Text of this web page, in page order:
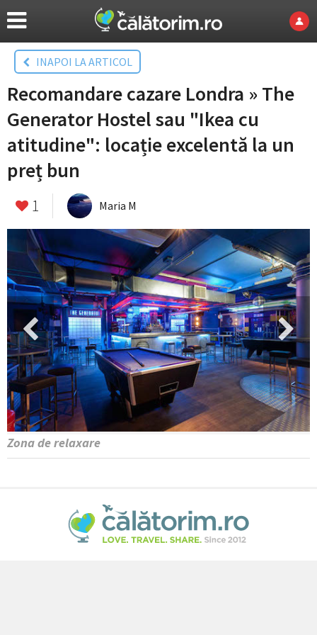
INAPOI LA ARTICOL
Recomandare cazare Londra » The
Generator Hostel sau "Ikea cu
atitudine": locație excelentă la un
preț bun
1 Maria M
Zona de relaxare